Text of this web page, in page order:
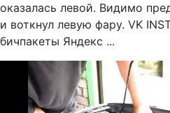
оказалась левой. Видимо
и воткнул левую фару. VK
бичпакеты Яндекс ...